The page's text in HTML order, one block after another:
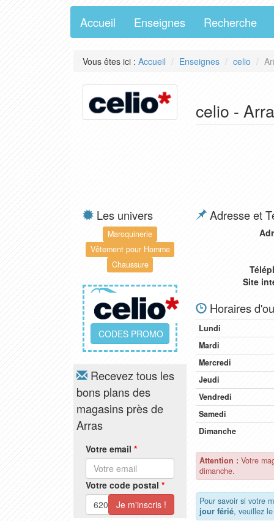
Accueil Enseignes Recherche
Vous êtes ici : Accueil Enseignes celio
celio -
Les univers
Maroquinerie
Vêtement pour Homme
Chaussure
CODES PROMO
Recevez tous les
bons plans des
magasins près de
Arras
Votre email *
Votre code postal *
Adresse et
Site
Horaires
Lundi
Mardi
Mercredi
Jeudi
Vendredi
Samedi
Dimanche
Attention : Votre
dimanche.
Pour savoir si votre
jour férié, veuillez